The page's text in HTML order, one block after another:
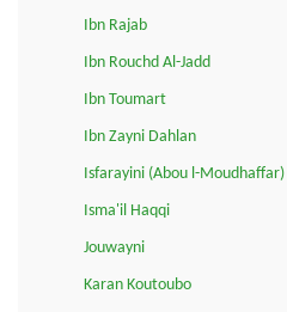
Ibn Rajab
Ibn Rouchd Al-Jadd
Ibn Toumart
Ibn Zayni Dahlan
Isfarayini (Abou l-Moudhaffar)
Isma'il Haqqi
Jouwayni
Karan Koutoubo